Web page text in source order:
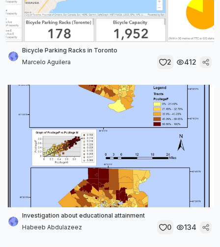
Bicycle Parking Racks in Toronto
Marcelo Aguilera
2 412
Investigation about educational attainment
Habeeb Abdulazeez
0 134